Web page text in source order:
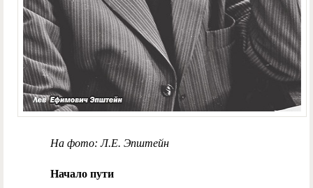
На фото: Л.Е. Эпштейн
Начало пути